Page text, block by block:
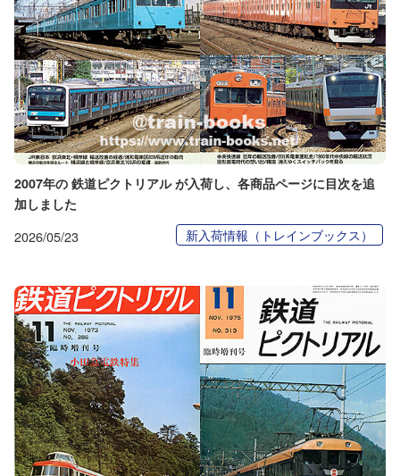
2007年の 鉄道ピクトリアル が入荷し、各商品ページに目次を追
加しました
2026/05/23 新入荷情報（トレインブックス）